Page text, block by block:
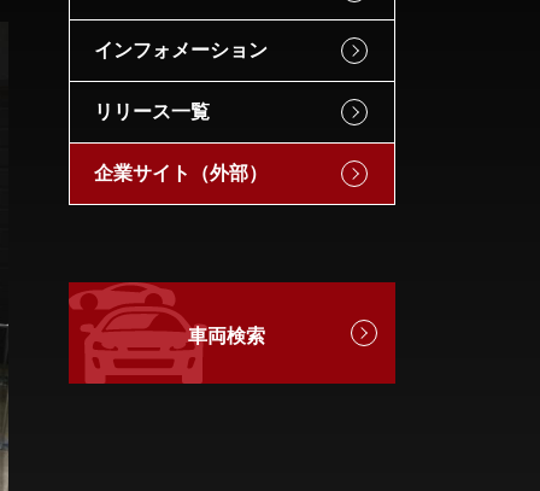
インフォメーション
リリース一覧
企業サイト（外部）
車両検索